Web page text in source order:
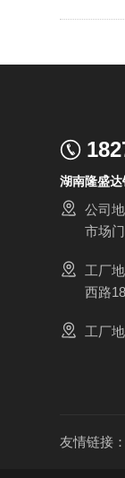
湖南隆盛
公司
市场
工厂
西路
工厂
友情链接